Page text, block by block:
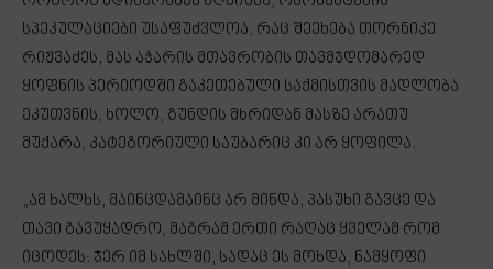
სპეკულაციები უსაფუძვლოა, რაც შეეხება თორნიკე
რიჟვაძეს, მას აჭარის მთავრობის თავმჯდომარედ
ყოფნის პერიოდში გაკეთებული საქმისთვის მადლობა
ეკუთვნის, ხოლო, გუნდის მხრიდან მასზე არათუ
მუქარა, კატეგორიული საუბარიც კი არ ყოფილა.
„ამ ხალხს, მაინცდამაინც არ მინდა, პასუხი გავცე და
თავი გავუყადრო, მაგრამ ერთი რაღაც ყველამ რომ
იცოდეს: ჯერ იმ სახლში, სადაც ეს მოხდა, ნამყოფი